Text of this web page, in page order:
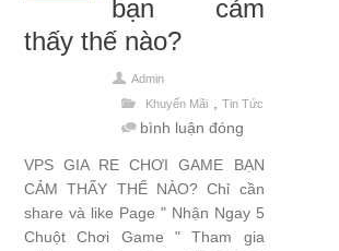
bạn cảm
thấy thế nào?
Admin
Khuyến Mãi
,Tin Tức
bình luận đóng
VPS GIA RE CHƠI GAME BẠN
CẢM THẤY THẾ NÀO? Chỉ cần
share và like Page " Nhận Ngay 5
Chuột Chơi Game " Tham gia